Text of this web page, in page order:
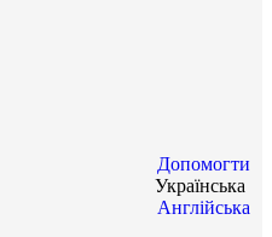
Допомогти
Українська
Англійська